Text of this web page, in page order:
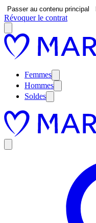
Passer au contenu principal
Révoquer le contrat
Femmes
Hommes
Soldes